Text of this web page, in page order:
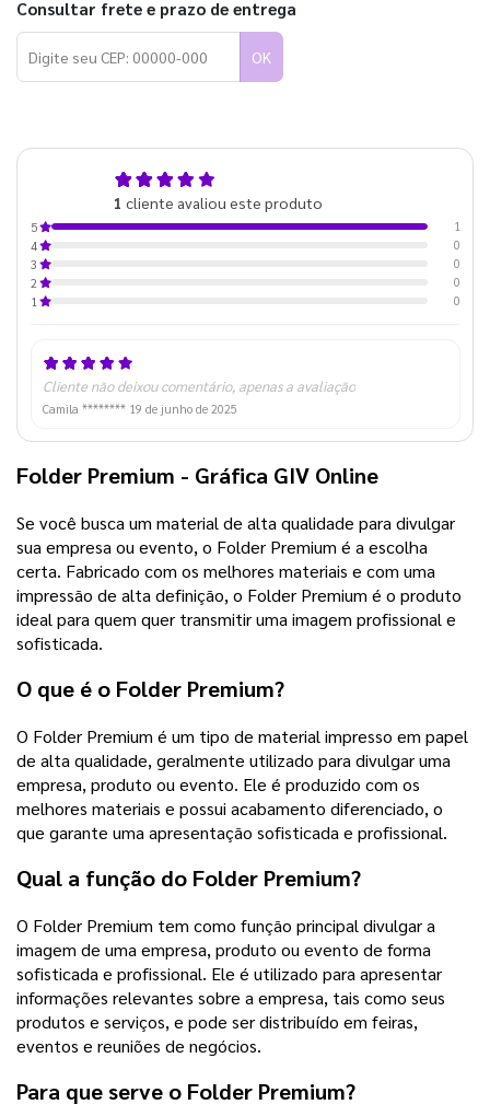
Consultar frete e prazo de entrega
OK
1 cliente avaliou este produto
5
1
4
0
3
0
2
0
1
0
Cliente não deixou comentário, apenas a avaliação
Camila ******** 19 de junho de 2025
Folder Premium - Gráfica GIV Online
Se você busca um material de alta qualidade para divulgar
sua empresa ou evento, o Folder Premium é a escolha
certa. Fabricado com os melhores materiais e com uma
impressão de alta definição, o Folder Premium é o produto
ideal para quem quer transmitir uma imagem profissional e
sofisticada.
O que é o Folder Premium?
O Folder Premium é um tipo de material impresso em papel
de alta qualidade, geralmente utilizado para divulgar uma
empresa, produto ou evento. Ele é produzido com os
melhores materiais e possui acabamento diferenciado, o
que garante uma apresentação sofisticada e profissional.
Qual a função do Folder Premium?
O Folder Premium tem como função principal divulgar a
imagem de uma empresa, produto ou evento de forma
sofisticada e profissional. Ele é utilizado para apresentar
informações relevantes sobre a empresa, tais como seus
produtos e serviços, e pode ser distribuído em feiras,
eventos e reuniões de negócios.
Para que serve o Folder Premium?